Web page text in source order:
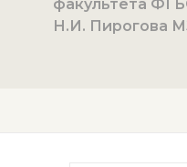
факультета
Н.И. Пирогова